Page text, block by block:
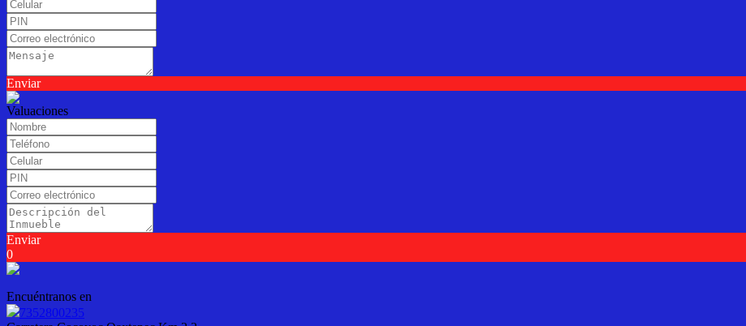
Enviar
Valuaciones
Enviar
0
Encuéntranos en
7352800235